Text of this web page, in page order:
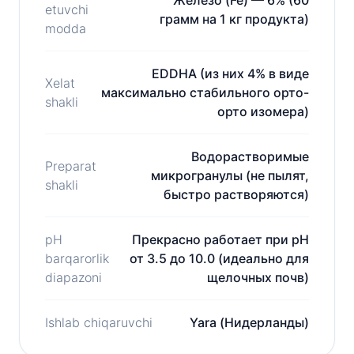
etuvchi
modda
грамм на 1 кг продукта)
Xelat
shakli
EDDHA (из них 4% в виде
максимально стабильного орто-
орто изомера)
Preparat
shakli
Водорастворимые
микрогранулы (не пылят,
быстро растворяются)
pH
barqarorlik
diapazoni
Прекрасно работает при pH
от 3.5 до 10.0 (идеально для
щелочных почв)
Ishlab chiqaruvchi Yara (Нидерланды)